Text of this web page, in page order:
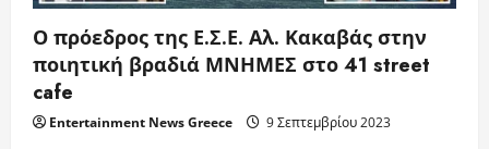
Ο πρόεδρος της Ε.Σ.Ε. Αλ. Κακαβάς στην
ποιητική βραδιά ΜΝΗΜΕΣ στο 41 street
cafe
Entertainment News Greece 9 Σεπτεμβρίου 2023